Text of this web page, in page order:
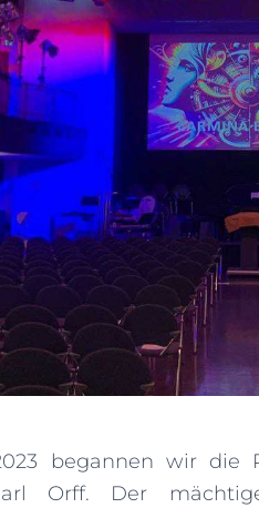
begannen wir die
Orff. Der